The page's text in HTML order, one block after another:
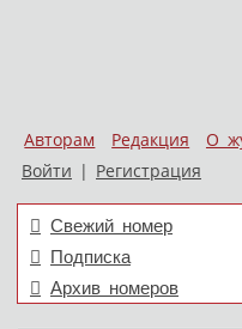
Авторам Редакция О
Войти | Регистрация
Свежий номер
Подписка
Архив номеров